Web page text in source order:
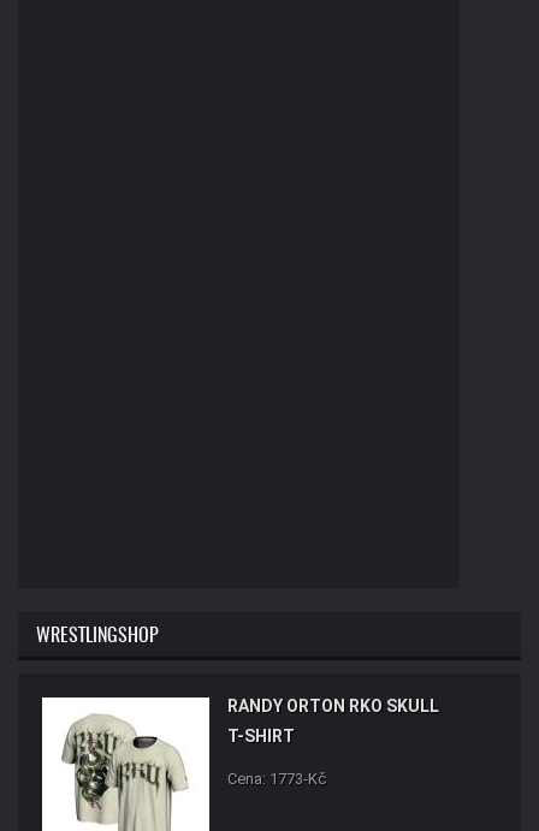
WRESTLINGSHOP
RANDY ORTON RKO SKULL
T-SHIRT
Cena: 1773-Kč